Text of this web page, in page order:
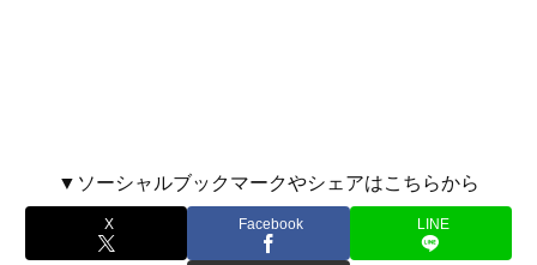
▼ソーシャルブックマークやシェアはこちらから
X Facebook LINE